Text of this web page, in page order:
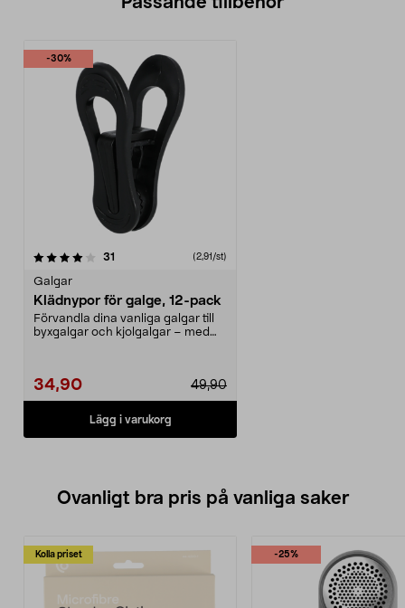
-30%
31 (2,91/st)
Galgar
Klädnypor för galge, 12-pack
Förvandla dina vanliga galgar till
byxgalgar och kjolgalgar – med
49,90
34,90
Lägg i varukorg
Ovanligt bra pris på vanliga saker
Kolla priset -25%